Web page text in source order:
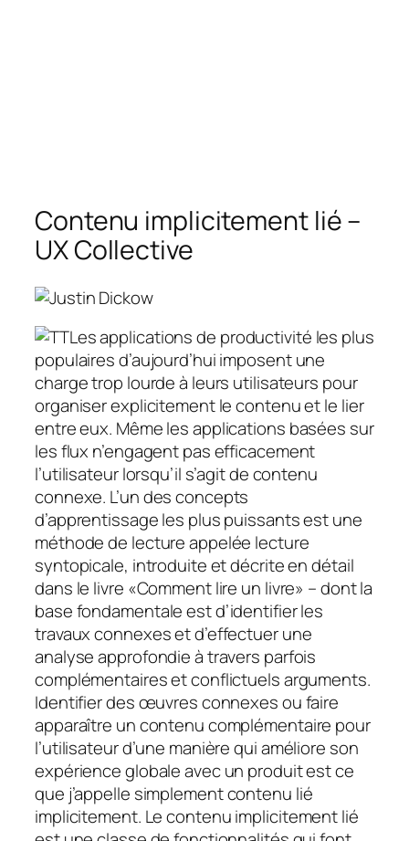
Contenu implicitement lié –
UX Collective
TLes applications de productivité les plus
populaires d’aujourd’hui imposent une
charge trop lourde à leurs utilisateurs pour
organiser explicitement le contenu et le lier
entre eux. Même les applications basées sur
les flux n’engagent pas efficacement
l’utilisateur lorsqu’il s’agit de contenu
connexe. L’un des concepts
d’apprentissage les plus puissants est une
méthode de lecture appelée lecture
syntopicale, introduite et décrite en détail
dans le livre «Comment lire un livre» – dont la
base fondamentale est d’identifier les
travaux connexes et d’effectuer une
analyse approfondie à travers parfois
complémentaires et conflictuels arguments.
Identifier des œuvres connexes ou faire
apparaître un contenu complémentaire pour
l’utilisateur d’une manière qui améliore son
expérience globale avec un produit est ce
que j’appelle simplementcontenu lié
implicitement. Le contenu implicitement lié